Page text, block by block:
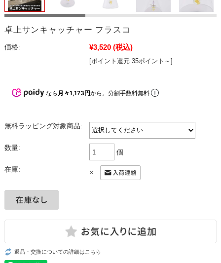
卓上サンキャッチャー フラスコ
価格: ¥3,520 (税込)
[ポイント還元 35ポイント～]
なら 月々1,173円から。分割手数料無料
無料ラッピング対象商品:
数量:
個
在庫: ×
返品・交換についての詳細はこちら